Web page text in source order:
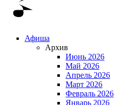
Афиша
Архив
Июнь 2026
Май 2026
Апрель 2026
Март 2026
Февраль 2026
Январь 2026